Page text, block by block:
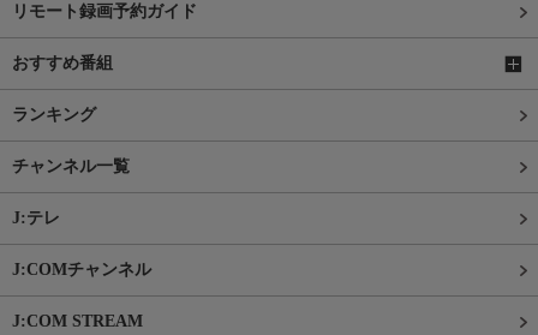
リモート録画予約ガイド
おすすめ番組
ランキング
チャンネル一覧
J:テレ
J:COMチャンネル
J:COM STREAM